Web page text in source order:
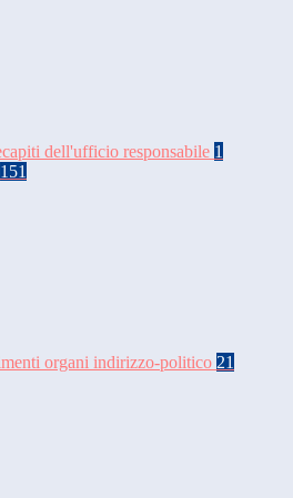
dell'ufficio responsabile 1
151
organi indirizzo-politico 21